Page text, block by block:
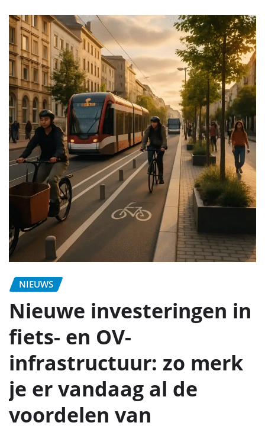
NIEUWS
Nieuwe investeringen in
fiets- en OV-
infrastructuur: zo merk
je er vandaag al de
voordelen van